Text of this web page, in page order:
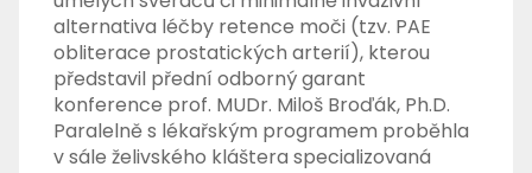
alternativa léčby retence moči (tzv. PAE
obliterace prostatických arterií), kterou
představil přední odborný garant
konference prof. MUDr. Miloš Broďák, Ph.D.
Paralelně s lékařským programem proběhla
v sále želivského kláštera specializovaná